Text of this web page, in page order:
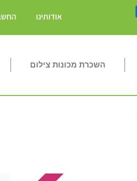
אודותינו
השכרת מכונות צילום